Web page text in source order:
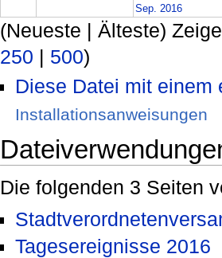
(Neueste | Älteste)
250 | 500)
Diese Datei mit einem
Installationsanweisungen
Die folgenden 3 Seiten
Tagesereignisse 2016